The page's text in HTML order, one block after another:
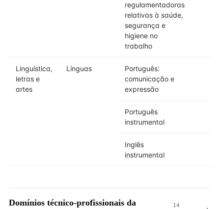
regulamentadoras
relativas à saúde,
segurança e
higiene no
trabalho
Linguística,
letras e
artes
Línguas
Português:
comunicação e
expressão
Português
instrumental
Inglês
instrumental
Domínios técnico-profissionais da
14